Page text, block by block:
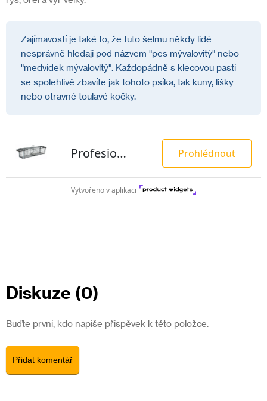
Zajímavostí je také to, že tuto šelmu někdy lidé
nesprávně hledají pod názvem "pes mývalovitý" nebo
"medvídek mývalovitý". Každopádně s klecovou pastí
se spolehlivě zbavíte jak tohoto psíka, tak kuny, lišky
nebo otravné toulavé kočky.
Diskuze (0)
Buďte první, kdo napíše příspěvek k této položce.
Přidat komentář